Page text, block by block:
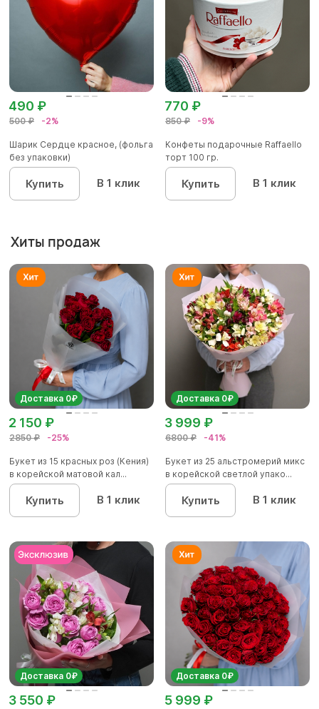
500 ₽ -2%
490 ₽
Шарик Сердце красное, (фольга
без упаковки)
Купить В 1 клик
850 ₽ -9%
770 ₽
Конфеты подарочные Raffaello
торт 100 гр.
Купить В 1 клик
Хиты продаж
Доставка 0₽
2850 ₽ -25%
2 150 ₽
Букет из 15 красных роз (Кения)
в корейской матовой кал...
Купить В 1 клик
Доставка 0₽
6800 ₽ -41%
3 999 ₽
Букет из 25 альстромерий микс
в корейской светлой упако...
Купить В 1 клик
Доставка 0₽
3 550 ₽
Доставка 0₽
5 999 ₽